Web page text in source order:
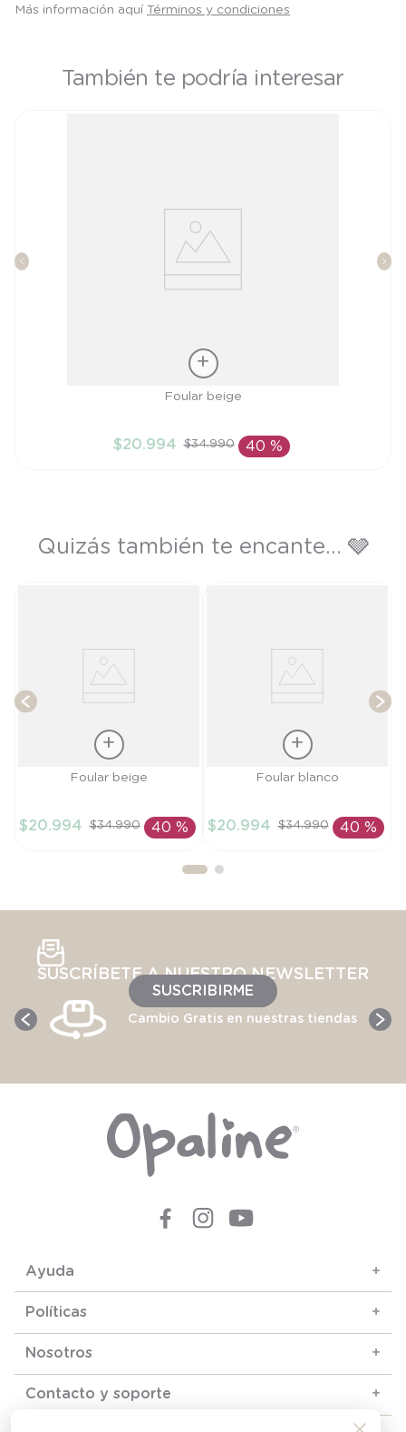
Más información aquí Términos y condiciones
También te podría interesar
AÑADIR AL CARRITO
Foular beige
$20.994 $34.990 40 %
Quizás también te encante... 🩶
Foular beige
$20.994 $34.990 40 %
Foular blanco
$20.994 $34.990 40 %
SUSCRÍBETE A NUESTRO NEWSLETTER
SUSCRIBIRME
Cambio Gratis en nuestras tiendas
Ayuda +
Políticas +
Nosotros +
Contacto y soporte +